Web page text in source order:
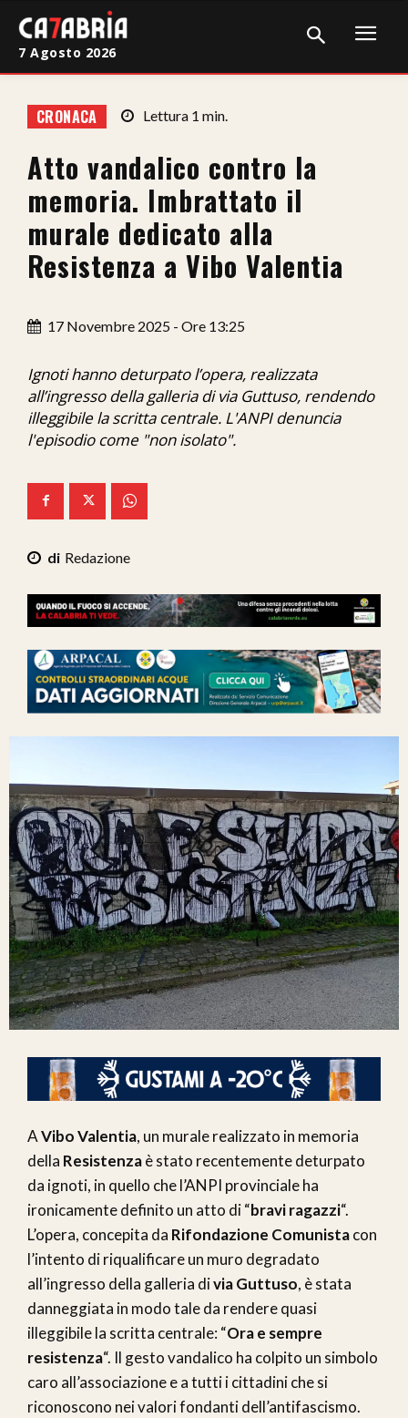
Cronaca
Giudiziaria
Politica
Sport
Sanità
Economia
Ita-Mondo
We Calabria
7 Agosto 2026
CRONACA Lettura 1 min.
Atto vandalico contro la
memoria. Imbrattato il
murale dedicato alla
Resistenza a Vibo Valentia
17 Novembre 2025 - Ore 13:25
Ignoti hanno deturpato l’opera, realizzata
all’ingresso della galleria di via Guttuso, rendendo
illeggibile la scritta centrale. L'ANPI denuncia
l'episodio come "non isolato".
Redazione
AVibo Valentia, un murale realizzato in memoria
della Resistenzaè stato recentemente deturpato
da ignoti, in quello che l’ANPI provinciale ha
ironicamente definito un atto di “bravi ragazzi“.
L’opera, concepita da Rifondazione Comunistacon
l’intento di riqualificare un muro degradato
all’ingresso della galleria divia Guttuso, è stata
danneggiata in modo tale da rendere quasi
illeggibile la scritta centrale: “Ora e sempre
resistenza“. Il gesto vandalico ha colpito un simbolo
caro all’associazione e a tutti i cittadini che si
riconoscono nei valori fondanti dell’antifascismo.